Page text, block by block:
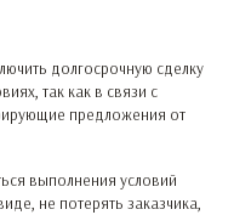
долгосрочную сделку
так как в связи с
предложения от
выполнения условий
не потерять заказчика,